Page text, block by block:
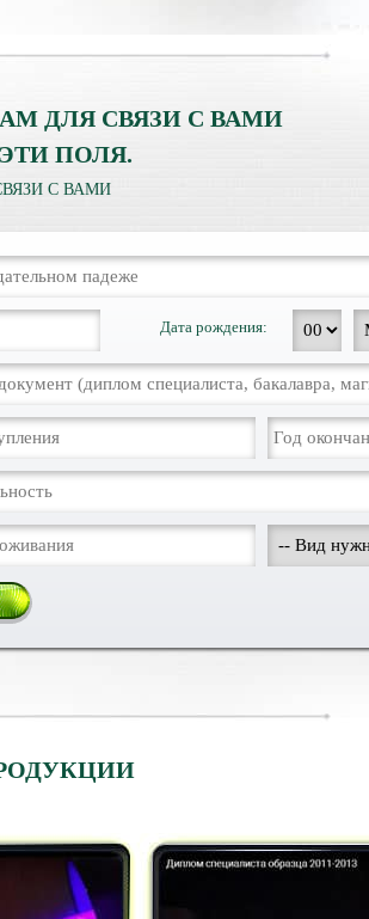
ДЛЯ СВЯЗИ С ВАМИ
ПОЛЯ.
С ВАМИ
Дата рождения: